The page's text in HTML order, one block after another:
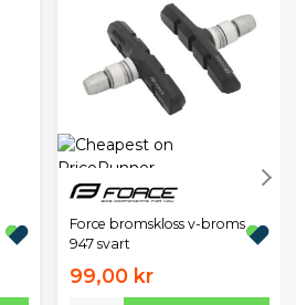
Force bromskloss v-broms
947 svart
99,00 kr